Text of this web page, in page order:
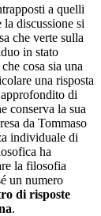
a quelli
discussione si
che verte sulla
in stato
cosa sia una
una risposta
di
conserva la sua
da Tommaso
individuale di
ha
la filosofia
un numero
di risposte
.